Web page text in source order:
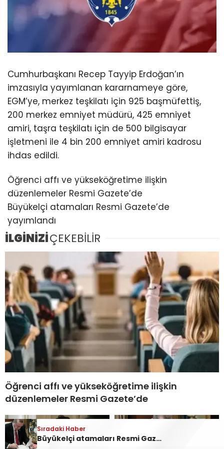
Sıradaki Haber
Emniyet Genel Müdürlüğüne 6 bin 250 kadro ihdas edildi
Cumhurbaşkanı Recep Tayyip Erdoğan’ın
imzasıyla yayımlanan kararnameye göre,
EGM’ye, merkez teşkilatı için 925 başmüfettiş,
200 merkez emniyet müdürü, 425 emniyet
amiri, taşra teşkilatı için de 500 bilgisayar
işletmeni ile 4 bin 200 emniyet amiri kadrosu
ihdas edildi.
Öğrenci affı ve yükseköğretime ilişkin
düzenlemeler Resmi Gazete’de
Büyükelçi atamaları Resmi Gazete’de
yayımlandı
İLGİNİZİÇEKEBİLİR
Öğrenci affı ve yükseköğretime ilişkin
düzenlemeler Resmi Gazete’de
Sıradaki Haber
Büyükelçi atamaları Resmi Gazete’de yayımlandı